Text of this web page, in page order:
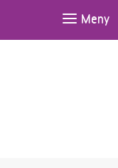
Meny